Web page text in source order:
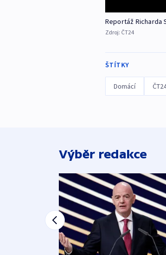
Reportáž Richarda
Zdroj: ČT24
ŠTÍTKY
Domácí
Výběr redakce